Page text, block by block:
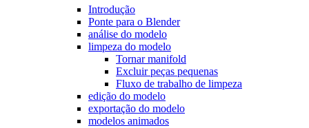
Introdução
Ponte para o Blender
análise do modelo
limpeza do modelo
Tornar manifold
Excluir peças pequenas
Fluxo de trabalho de limpeza
edição do modelo
exportação do modelo
modelos animados